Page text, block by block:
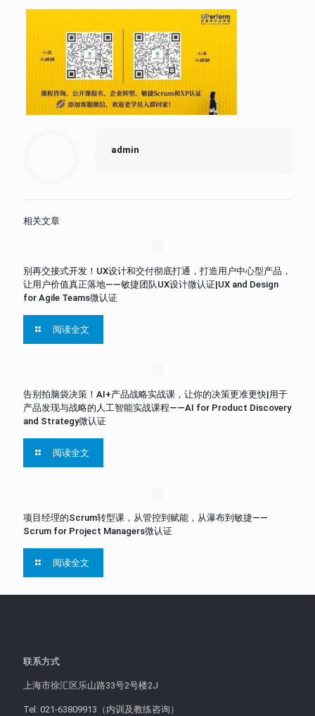
admin
相关文章
别再交接式开发！UX设计和交付彻底打通，打造用户中心型产品，
让用户价值真正落地——敏捷团队UX设计微认证|UX and Design
for Agile Teams微认证
阅读全文
告别拍脑袋决策！AI+产品战略实战课，让你的决策更准更快|用于
产品发现与战略的人工智能实战课程——AI for Product Discovery
and Strategy微认证
阅读全文
项目经理的Scrum转型课，从管控到赋能，从瀑布到敏捷——
Scrum for Project Managers微认证
阅读全文
联系方式
上海市徐汇区乐山路33号2号楼2J
Tel: 021-63809913（内训及教练咨询）